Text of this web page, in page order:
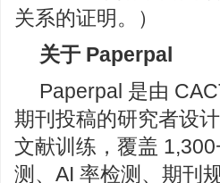
关系的证明。）
关于 Paperpal
Paperpal 是由
期刊投稿的研究者设
文献训练，覆盖
测、AI 率检测、期刊